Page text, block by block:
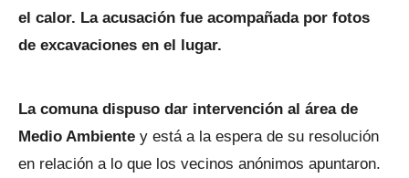
el calor. La acusación fue acompañada por fotos
de excavaciones en el lugar.
La comuna dispuso dar intervención al área de
Medio Ambiente y está a la espera de su resolución
en relación a lo que los vecinos anónimos apuntaron.